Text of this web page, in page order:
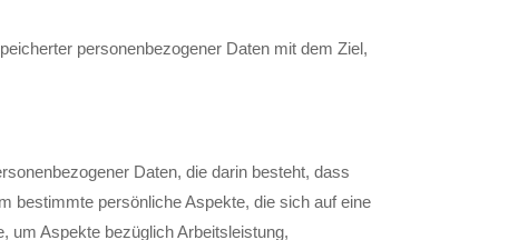
personenbezogener Daten mit dem Ziel,
Daten, die darin besteht, dass
bestimmte persönliche Aspekte, die sich auf eine
um Aspekte bezüglich Arbeitsleistung,